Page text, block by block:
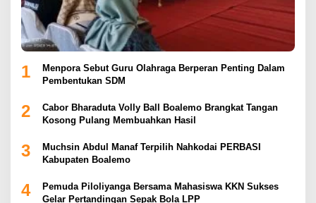
1
Menpora Sebut Guru Olahraga Berperan Penting Dalam
Pembentukan SDM
2
Cabor Bharaduta Volly Ball Boalemo Brangkat Tangan
Kosong Pulang Membuahkan Hasil
3
Muchsin Abdul Manaf Terpilih Nahkodai PERBASI
Kabupaten Boalemo
4
Pemuda Piloliyanga Bersama Mahasiswa KKN Sukses
Gelar Pertandingan Sepak Bola LPP